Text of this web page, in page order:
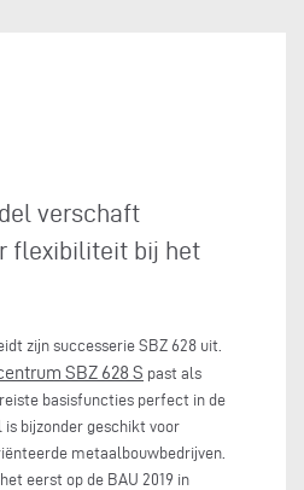
verschaft
flexibiliteit bij het
zijn successerie SBZ 628 uit.
SBZ 628 S past als
basisfuncties perfect in de
bijzonder geschikt voor
metaalbouwbedrijven.
eerst op de BAU 2019 in